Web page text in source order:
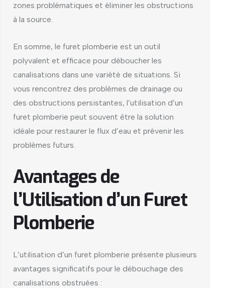
zones problématiques et éliminer les obstructions
à la source.
En somme, le furet plomberie est un outil
polyvalent et efficace pour déboucher les
canalisations dans une variété de situations. Si
vous rencontrez des problèmes de drainage ou
des obstructions persistantes, l’utilisation d’un
furet plomberie peut souvent être la solution
idéale pour restaurer le flux d’eau et prévenir les
problèmes futurs.
Avantages de
l’Utilisation d’un Furet
Plomberie
L’utilisation d’un furet plomberie présente plusieurs
avantages significatifs pour le débouchage des
canalisations obstruées :